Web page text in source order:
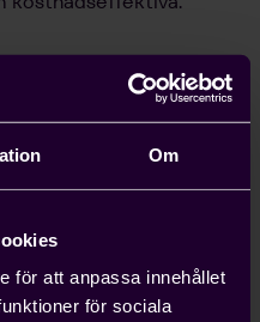
Om
för att anpassa innehållet
för sociala
handläggning
är ett växande
kan ordna